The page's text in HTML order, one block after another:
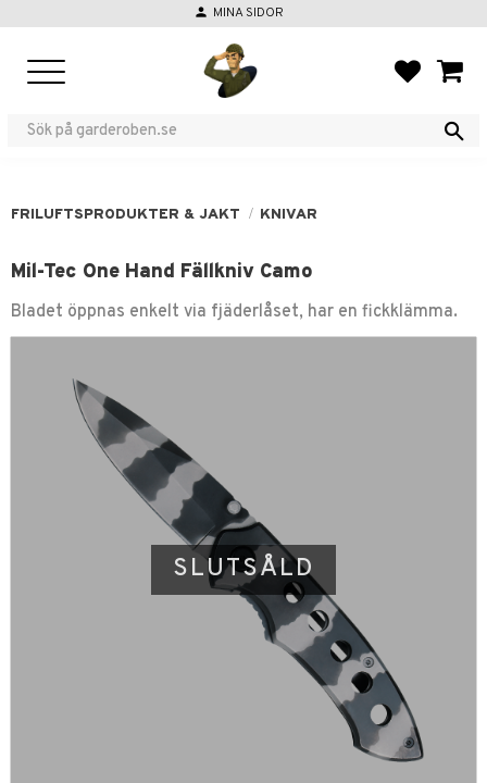
person MINA SIDOR
FRILUFTSPRODUKTER & JAKT KNIVAR
Mil-Tec One Hand Fällkniv Camo
Bladet öppnas enkelt via fjäderlåset, har en fickklämma.
SLUTSÅLD